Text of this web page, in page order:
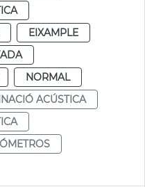
EIXAMPLE
NORMAL
ACÚSTICA